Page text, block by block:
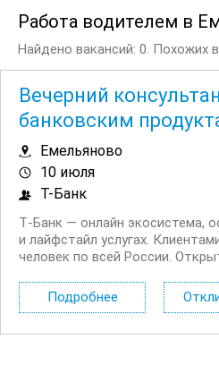
Работа водителем в
Найдено вакансий: 0. Похожих
Вечерний
банковским
Емельяново
10 июля
Т-Банк
Т‑Банк — онлайн экосистема,
и лайфстайл услугах.
человек по всей России.
будете делать:
депозитным продуктам на
Подробнее